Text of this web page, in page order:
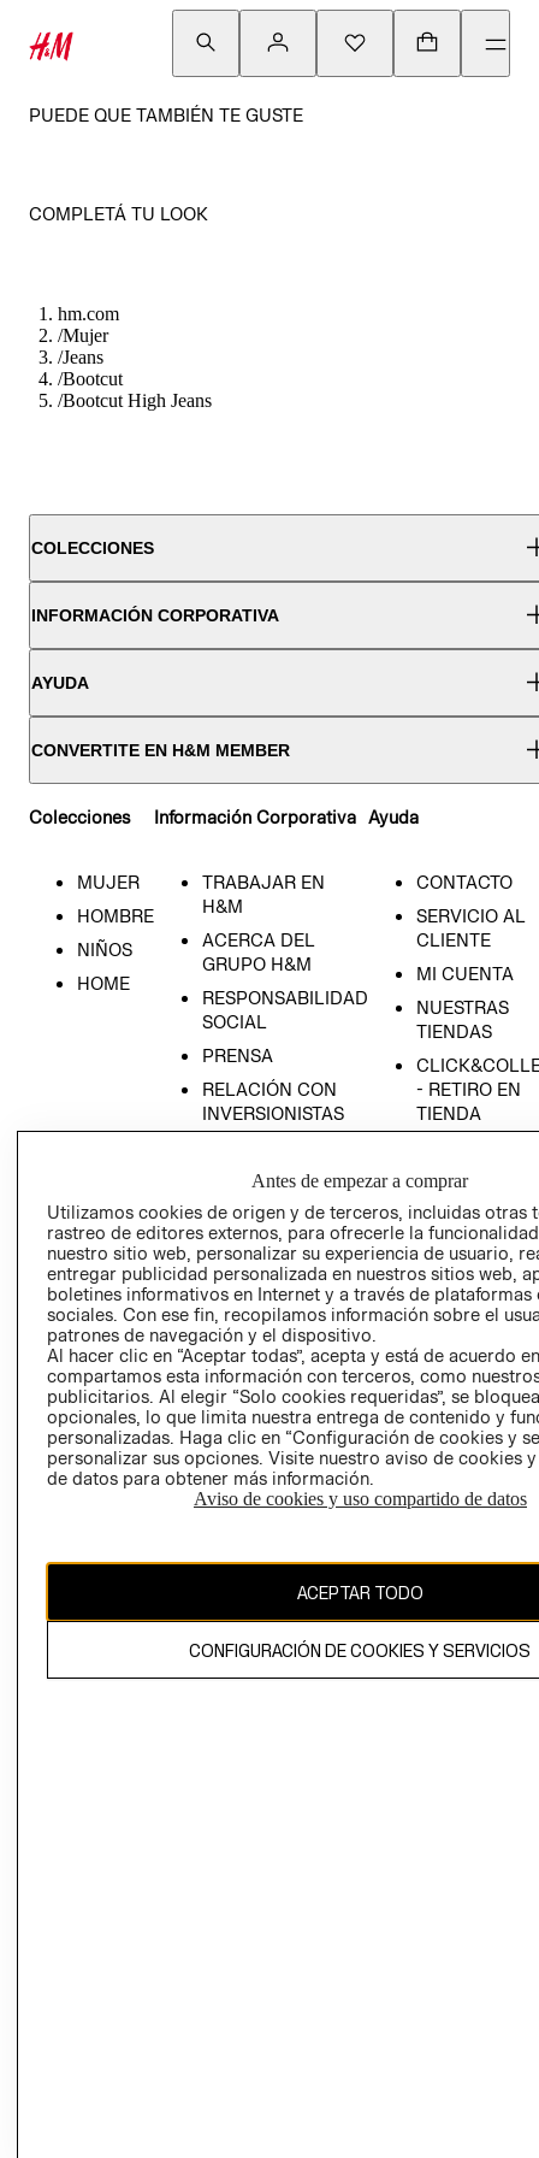
PUEDE QUE TAMBIÉN TE GUSTE
COMPLETÁ TU LOOK
hm.com
/Mujer
/Jeans
/Bootcut
/Bootcut High Jeans
COLECCIONES
INFORMACIÓN CORPORATIVA
AYUDA
CONVERTITE EN H&M MEMBER
Colecciones
MUJER
HOMBRE
NIÑOS
HOME
Información Corporativa
TRABAJAR EN
H&M
ACERCA DEL
GRUPO H&M
RESPONSABILIDAD
SOCIAL
PRENSA
RELACIÓN CON
INVERSIONISTAS
EMPRESARIAL
Ayuda
CONTACTO
SERVICIO AL
CLIENTE
MI CUENTA
NUESTRAS
TIENDAS
- RETIRO EN
TIENDA
AVISO DE
PRIVACIDAD
GIFT CARD
AVISO DE
COOKIES
Uruguay ($U)
El contenido de esta página web está protegido por copyright y es
propiedad de H&M Hennes & Mauritz AB.
Antes de empezar a comprar
Utilizamos cookies de origen y de terceros, incluidas otras
rastreo de editores externos, para ofrecerle la
nuestro sitio web, personalizar su experiencia de usuario,
entregar publicidad personalizada en nuestros sitios web,
boletines informativos en Internet y a través de plataformas
sociales. Con ese fin, recopilamos información sobre el
patrones de navegación y el dispositivo.
Al hacer clic en “Aceptar todas”, acepta y está de acuerdo
compartamos esta información con terceros, como
publicitarios. Al elegir “Solo cookies requeridas”, se
opcionales, lo que limita nuestra entrega de contenido y
personalizadas. Haga clic en “Configuración de cookies y
personalizar sus opciones. Visite nuestro aviso de cookies
de datos para obtener más información.
Aviso de cookies y uso compartido de datos
ACEPTAR TODO
CONFIGURACIÓN DE COOKIES Y SERVICIOS